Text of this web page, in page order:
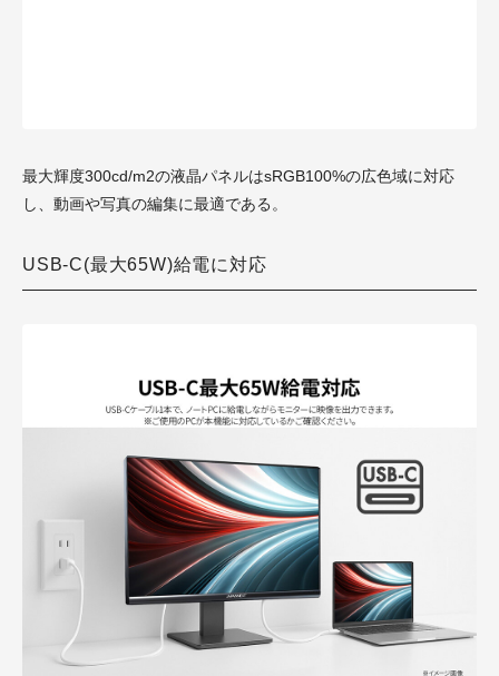
最大輝度300cd/m2の液晶パネルはsRGB100%の広色域に対応
し、動画や写真の編集に最適である。
USB-C(最大65W)給電に対応